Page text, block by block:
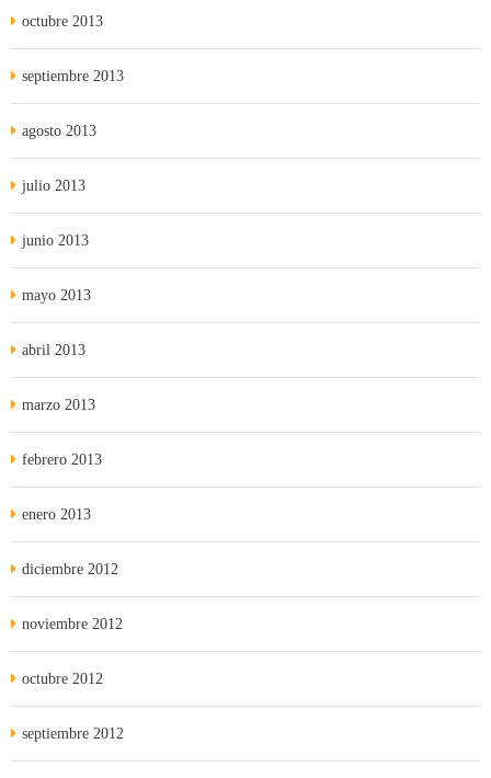
octubre 2013
septiembre 2013
agosto 2013
julio 2013
junio 2013
mayo 2013
abril 2013
marzo 2013
febrero 2013
enero 2013
diciembre 2012
noviembre 2012
octubre 2012
septiembre 2012